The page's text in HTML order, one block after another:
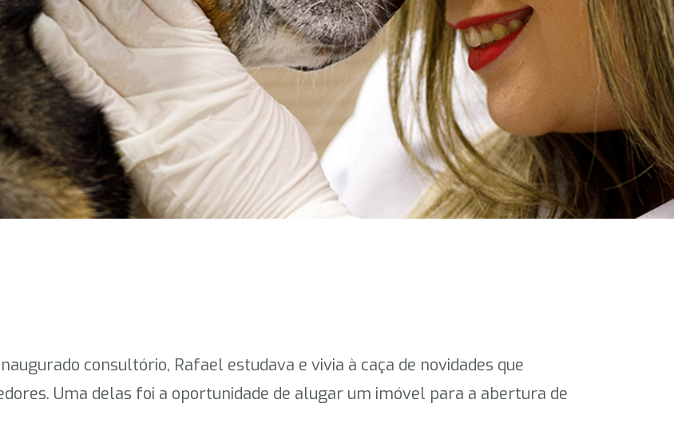
consultório, Rafael estudava e vivia à caça de novidades que
Uma delas foi a oportunidade de alugar um imóvel para a abertura de